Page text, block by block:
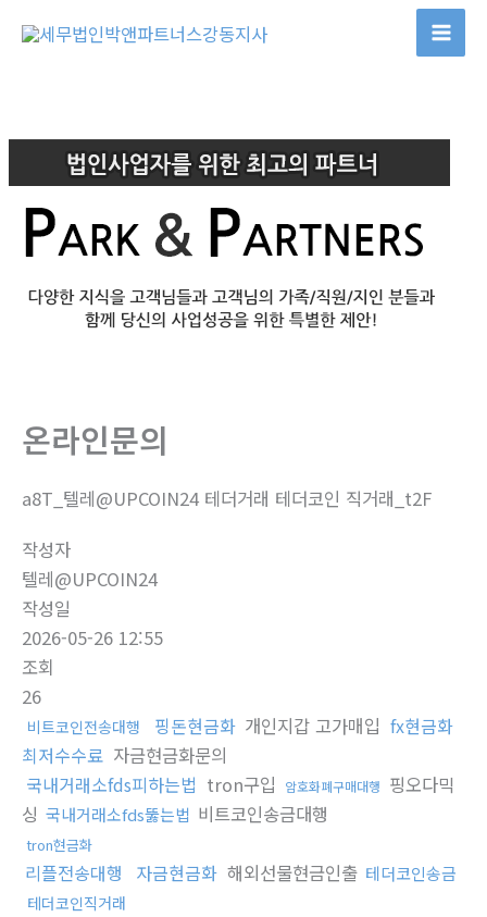
뛰
온라인문의
a8T_텔레@UPCOIN24 테더거래 테더코인 직거래_t2F
작성자
텔레@UPCOIN24
작성일
2026-05-26 12:55
조회
26
비트코인전송대행 핑돈현금화 개인지갑 고가매입 fx현금화
최저수수료 자금현금화문의
국내거래소fds피하는법 tron구입 암호화폐구매대행 핑오다믹
싱 국내거래소fds뚫는법 비트코인송금대행
tron현금화
리플전송대행 자금현금화 해외선물현금인출 테더코인송금
테더코인직거래